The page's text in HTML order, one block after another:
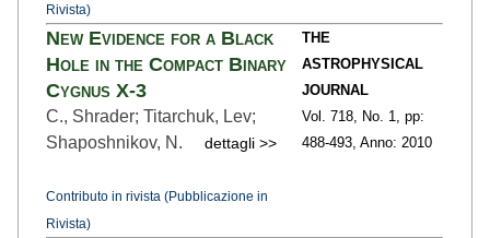
Rivista)
New Evidence for a Black
Hole in the Compact Binary
Cygnus X-3
C., Shrader; Titarchuk, Lev;
Shaposhnikov, N.
dettagli >>
Contributo in rivista (Pubblicazione in
Rivista)
THE
ASTROPHYSICAL
JOURNAL
Vol. 718,
No. 1,
pp:
488-493, Anno: 2010